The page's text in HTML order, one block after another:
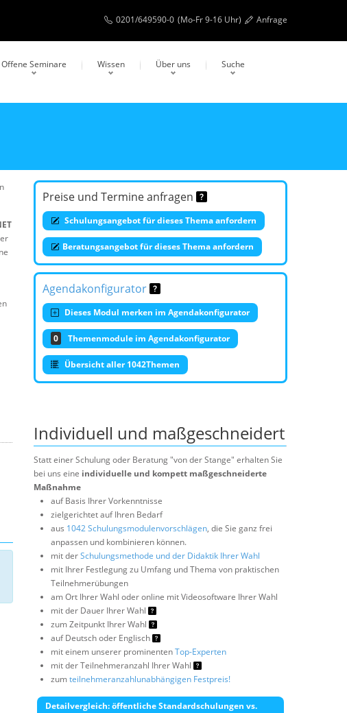
0201/649590-0 (Mo-Fr 9-16 Uhr) Anfrage
Offene Seminare Wissen Über uns Suche
Preise und Termine anfragen
Schulungsangebot für dieses Thema anfordern
Beratungsangebot für dieses Thema anfordern
Agendakonfigurator
Dieses Modul merken im Agendakonfigurator
0 Themenmodule im Agendakonfigurator
Übersicht aller 1042Themen
Individuell und maßgeschneidert
Statt einer Schulung oder Beratung "von der Stange" erhalten Sie
bei uns eine individuelle und kompett maßgeschneiderte
Maßnahme
auf Basis Ihrer Vorkenntnisse
zielgerichtet auf Ihren Bedarf
aus 1042 Schulungsmodulenvorschlägen, die Sie ganz frei
anpassen und kombinieren können.
mit derSchulungsmethode und der Didaktik Ihrer Wahl
mit Ihrer Festlegung zu Umfang und Thema von praktischen
Teilnehmerübungen
am Ort Ihrer Wahl oder online mit Videosoftware Ihrer Wahl
mit der Dauer Ihrer Wahl
zum Zeitpunkt Ihrer Wahl
auf Deutsch oder Englisch
mit einem unserer prominentenTop-Experten
mit der Teilnehmeranzahl Ihrer Wahl
zumteilnehmeranzahlunabhängigen Festpreis!
Detailvergleich: öffentliche Standardschulungen vs.